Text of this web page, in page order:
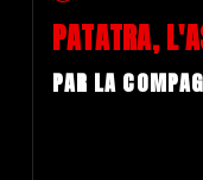
PATATRA,
PAR LA